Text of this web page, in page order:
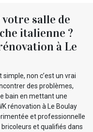
salle de
italienne ?
à Le
non c’est un vrai
des problèmes,
bain en mettant une
rénovation à Le Boulay
et professionnelle
et qualifiés dans